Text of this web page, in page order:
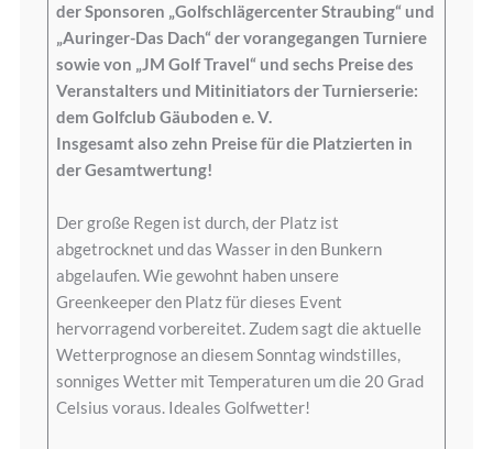
der Sponsoren „Golfschlägercenter Straubing“ und
„Auringer-Das Dach“ der vorangegangen Turniere
sowie von „JM Golf Travel“ und sechs Preise des
Veranstalters und Mitinitiators der Turnierserie:
dem Golfclub Gäuboden e. V.
Insgesamt also zehn Preise für die Platzierten in
der Gesamtwertung!
Der große Regen ist durch, der Platz ist
abgetrocknet und das Wasser in den Bunkern
abgelaufen. Wie gewohnt haben unsere
Greenkeeper den Platz für dieses Event
hervorragend vorbereitet. Zudem sagt die aktuelle
Wetterprognose an diesem Sonntag windstilles,
sonniges Wetter mit Temperaturen um die 20 Grad
Celsius voraus. Ideales Golfwetter!